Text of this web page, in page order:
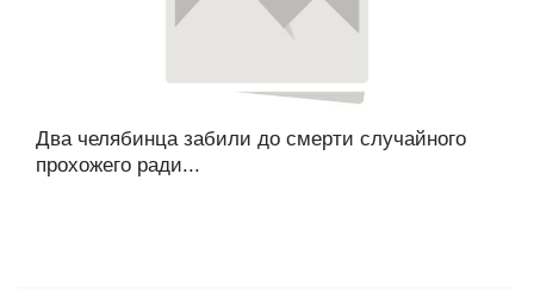
Два челябинца забили до смерти случайного
прохожего ради...